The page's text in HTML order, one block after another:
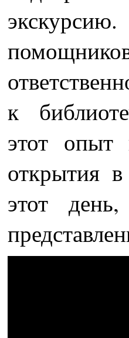
к
этот опыт
открытия
этот